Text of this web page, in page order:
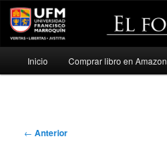
Ir
Inicio Comprar libro en Amazon
Navegación
← Anterior